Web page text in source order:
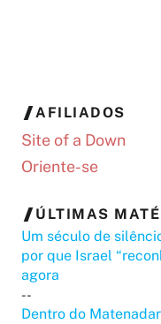
AFILIADOS
Site of a Down
Oriente-se
ÚLTIMAS
Um século de
por que Israel
agora
--
Dentro do